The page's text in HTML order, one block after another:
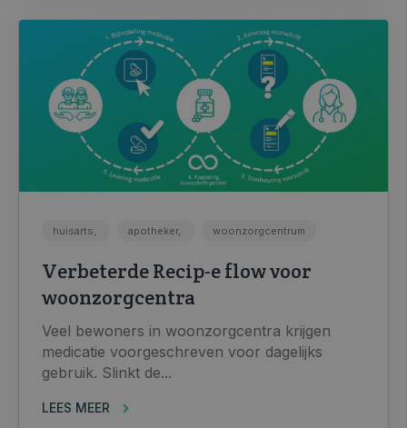
huisarts, apotheker, woonzorgcentrum
Verbeterde Recip-e flow voor
woonzorgcentra
Veel bewoners in woonzorgcentra krijgen
medicatie voorgeschreven voor dagelijks
gebruik. Slinkt de...
LEES MEER